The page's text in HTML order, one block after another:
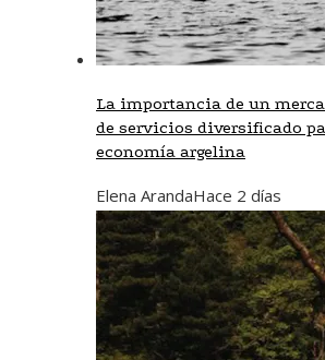
La importancia de un
de servicios diversificado
economía argelina
Elena ArandaHace 2 días